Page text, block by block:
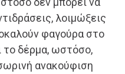
λοιμώξεις
φαγούρα στο
το δέρμα, ωστόσο,
ανακούφιση